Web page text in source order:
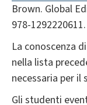
Brown. Global
978-1292220611.
La conoscenza
nella lista
necessaria per il
Gli studenti